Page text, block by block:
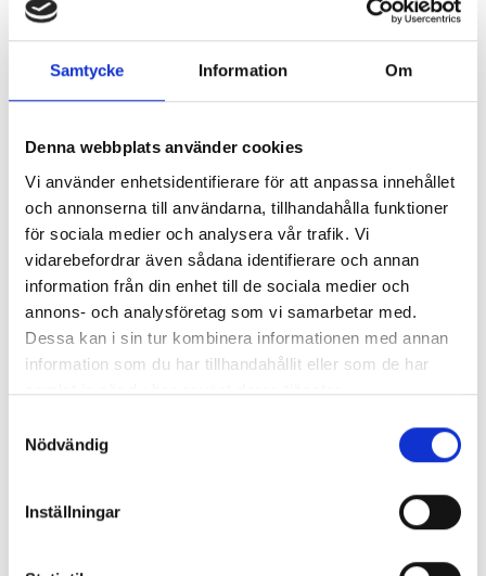
Samtycke Information Om
Denna webbplats använder cookies
Vi använder enhetsidentifierare för att anpassa innehållet
och annonserna till användarna, tillhandahålla funktioner
för sociala medier och analysera vår trafik. Vi
vidarebefordrar även sådana identifierare och annan
information från din enhet till de sociala medier och
annons- och analysföretag som vi samarbetar med.
Dessa kan i sin tur kombinera informationen med annan
information som du har tillhandahållit eller som de har
samlat in när du har använt deras tjänster.
Nödvändig
Inställningar
Nadir och alla andra /
162 kr
Köp
GRÅ ZON 3 - Blå eld
Nadir 3 - Nadir och det
Nadir och det svåra